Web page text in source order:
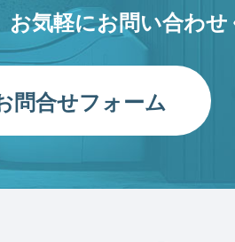
お気軽にお問い合わせ
問合せフォーム